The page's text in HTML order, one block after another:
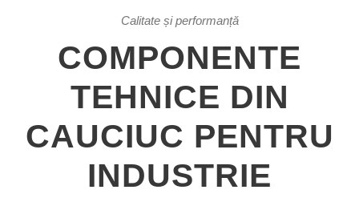
Calitate și performanță
COMPONENTE
TEHNICE DIN
CAUCIUC PENTRU
INDUSTRIE